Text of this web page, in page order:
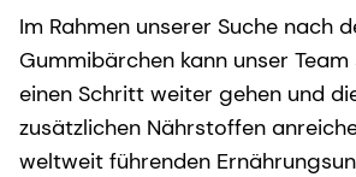
Im Rahmen unserer Suche nach
Gummibärchen kann unser
einen Schritt weiter gehen und
zusätzlichen Nährstoffen
weltweit führenden